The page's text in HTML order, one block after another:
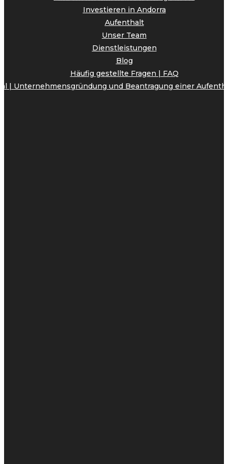
Investieren in Andorra
Aufenthalt
Unser Team
Dienstleistungen
Blog
Häufig gestellte Fragen | FAQ
| Unternehmensgründung und Beantragung einer